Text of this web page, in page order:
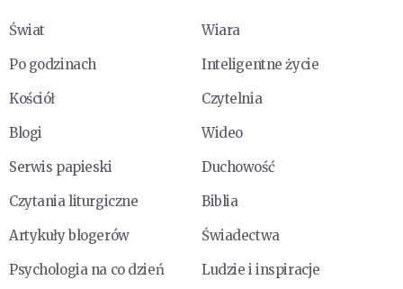
Świat
Wiara
Po godzinach
Inteligentne życie
Kościół
Czytelnia
Blogi
Wideo
Serwis papieski
Duchowość
Czytania liturgiczne
Biblia
Artykuły blogerów
Świadectwa
Psychologia na co dzień
Ludzie i inspiracje